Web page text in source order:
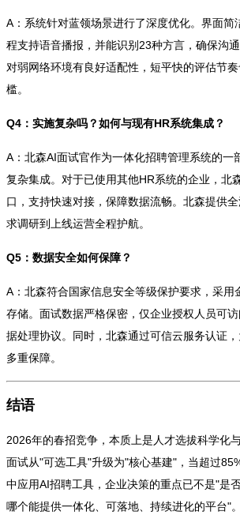
A：系统针对蓝领场景进行了深度优化。界面简
程支持语音播报，并能识别23种方言，确保沟
对弱网络环境有良好适配性，短平快的评估节
槛。
Q4：实施复杂吗？如何与现有HR系统集成？
A：北森AI面试官作为一体化招聘管理系统的一
复杂集成。对于已使用其他HR系统的企业，北
口，支持快速对接，保障数据流畅。北森提供
求调研到上线运营全程护航。
Q5：数据安全如何保障？
A：北森符合国家信息安全等级保护要求，采用
存储。面试数据严格保密，仅企业授权人员可
据处理协议。同时，北森通过可信云服务认证
多重保障。
结语
2026年的春招竞争，本质上是人才选拔科学化
面试从"可选工具"升级为"核心基建"，当超过
中应用AI招聘工具，企业决策的重点已不是"是
哪个能提供一体化、可落地、持续进化的平台"。